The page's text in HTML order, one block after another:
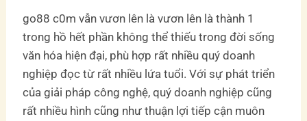
go88 c0m vẫn vươn lên là vươn lên là thành 1
trong hồ hết phần không thể thiếu trong đời sống
văn hóa hiện đại, phù hợp rất nhiều quý doanh
nghiệp đọc từ rất nhiều lứa tuổi. Với sự phát triển
của giải pháp công nghệ, quý doanh nghiệp cũng
rất nhiều hình cũng như thuận lợi tiếp cận muôn